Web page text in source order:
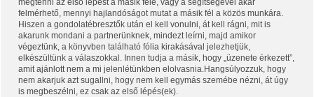
felmérhető, mennyi hajlandóságot mutat a másik fél a közös munkára.
Hiszen a gondolatébresztők után el kell vonulni, át kell rágni, mit is
akarunk mondani a partnerünknek, mindezt leírni, majd amikor
végeztünk, a könyvben található fólia kirakásával jelezhetjük,
elkészültünk a válaszokkal. Innen tudja a másik, hogy „üzenete érkezett”,
amit ajánlott nem a mi jelenlétünkben elolvasnia.Hangsúlyozzuk, hogy
nem akarjuk azt sugallni, hogy nem kell egymás szemébe nézni, át úgy
is megbeszélni, ez csak az első lépés(ek).